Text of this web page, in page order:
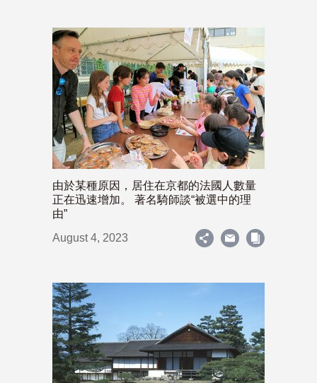
由於某種原因，居住在京都的法國人數量
正在迅速增加。 著名騎師談“被選中的理
由”
August 4, 2023